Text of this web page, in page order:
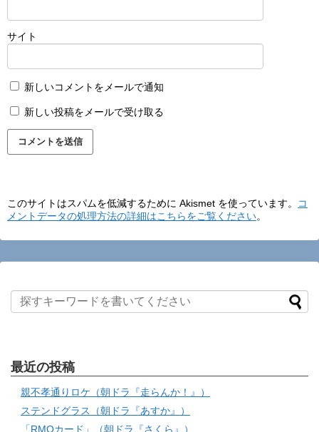
サイト
新しいコメントをメールで通知
新しい投稿をメールで受け取る
このサイトはスパムを低減するために Akismet を使っています。
コ
メントデータの処理方法の詳細はこちらをご覧ください。
最近の投稿
親不孝通りロケ（朝ドラ『走らんか！』）
ステンドグラス（朝ドラ『あすか』）
「RMOカード」（朝ドラ『さくら』）